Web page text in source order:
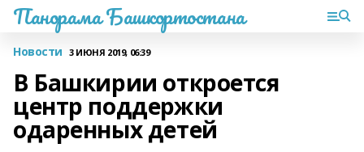
Панорама Башкортостана
Новости 3 ИЮНЯ 2019, 06:39
В Башкирии откроется
центр поддержки
одаренных детей